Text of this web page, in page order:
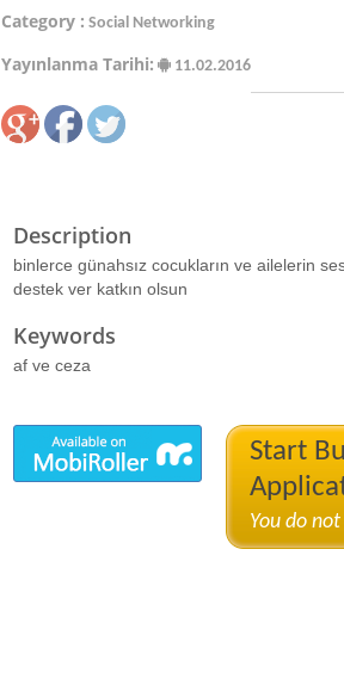
Category : Social Networking
Yayınlanma Tarihi: 11.02.2016
Description
binlerce günahsız cocukların ve ailelerin
destek ver katkın olsun
Keywords
af ve ceza
Start
You do